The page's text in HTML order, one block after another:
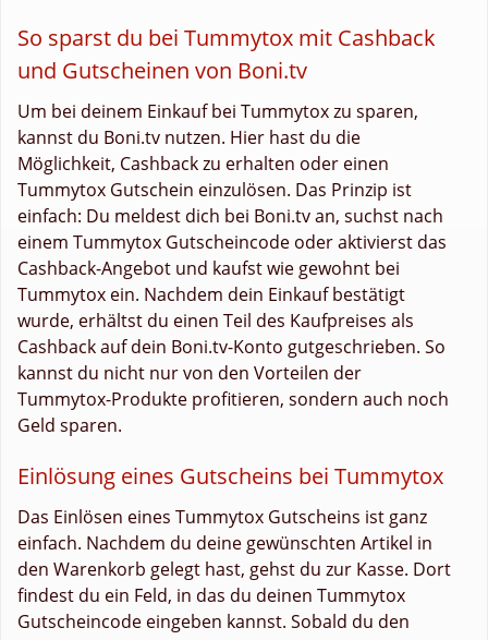
So sparst du bei Tummytox mit Cashback
und Gutscheinen von Boni.tv
Um bei deinem Einkauf bei Tummytox zu sparen,
kannst du Boni.tv nutzen. Hier hast du die
Möglichkeit, Cashback zu erhalten oder einen
Tummytox Gutschein einzulösen. Das Prinzip ist
einfach: Du meldest dich bei Boni.tv an, suchst nach
einem Tummytox Gutscheincode oder aktivierst das
Cashback-Angebot und kaufst wie gewohnt bei
Tummytox ein. Nachdem dein Einkauf bestätigt
wurde, erhältst du einen Teil des Kaufpreises als
Cashback auf dein Boni.tv-Konto gutgeschrieben. So
kannst du nicht nur von den Vorteilen der
Tummytox-Produkte profitieren, sondern auch noch
Geld sparen.
Einlösung eines Gutscheins bei Tummytox
Das Einlösen eines Tummytox Gutscheins ist ganz
einfach. Nachdem du deine gewünschten Artikel in
den Warenkorb gelegt hast, gehst du zur Kasse. Dort
findest du ein Feld, in das du deinen Tummytox
Gutscheincode eingeben kannst. Sobald du den